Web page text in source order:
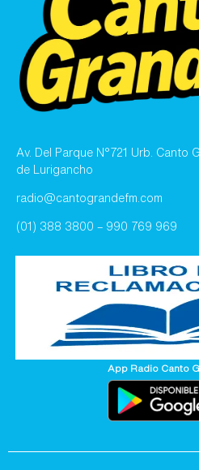
Av. Del Parque N°721 Urb. Canto
de Lurigancho
radio@cantograndefm.com
(01) 388 3800 – 990 769 969
App Radio Canto